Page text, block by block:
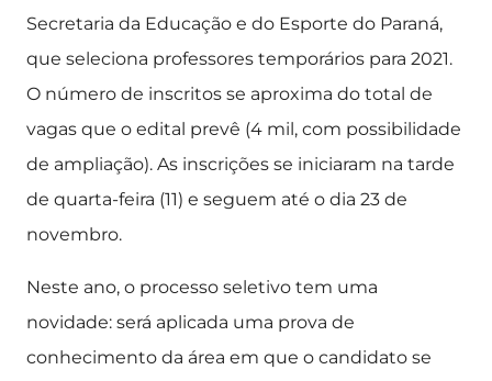
Secretaria da Educação e do Esporte do Paraná,
que seleciona professores temporários para 2021.
O número de inscritos se aproxima do total de
vagas que o edital prevê (4 mil, com possibilidade
de ampliação). As inscrições se iniciaram na tarde
de quarta-feira (11) e seguem até o dia 23 de
novembro.
Neste ano, o processo seletivo tem uma
novidade: será aplicada uma prova de
conhecimento da área em que o candidato se